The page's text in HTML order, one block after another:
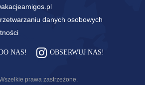
danych osobowych
NAS! OBSERWUJ NAS!
prawa zastrzeżone.